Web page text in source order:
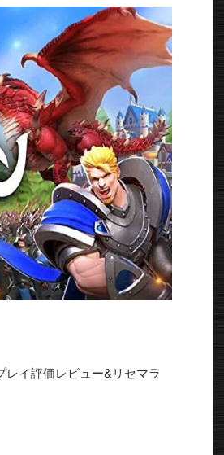
レイ評価レビュー&リセマラ